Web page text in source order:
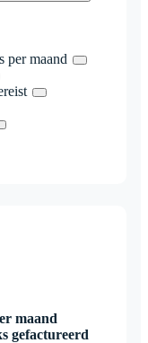
per maand
maand
gefactureerd